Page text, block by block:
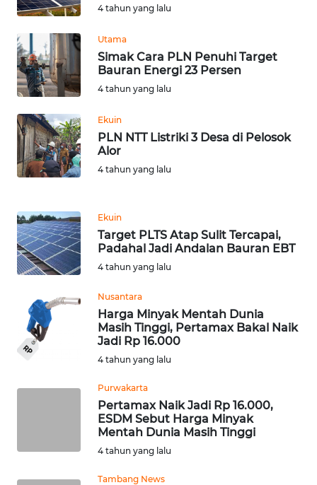
4 tahun yang lalu
Utama
Simak Cara PLN Penuhi Target
Bauran Energi 23 Persen
4 tahun yang lalu
Ekuin
PLN NTT Listriki 3 Desa di Pelosok
Alor
4 tahun yang lalu
Ekuin
Target PLTS Atap Sulit Tercapai,
Padahal Jadi Andalan Bauran EBT
4 tahun yang lalu
Nusantara
Harga Minyak Mentah Dunia
Masih Tinggi, Pertamax Bakal Naik
Jadi Rp 16.000
4 tahun yang lalu
Purwakarta
Pertamax Naik Jadi Rp 16.000,
ESDM Sebut Harga Minyak
Mentah Dunia Masih Tinggi
4 tahun yang lalu
Tambang News
KONTAK
INFO
IKLAN
TENTANG
KAMI
PEDOMAN
MEDIA
REDAKSI
KARIR
DISCLAIMER
Wahana
News